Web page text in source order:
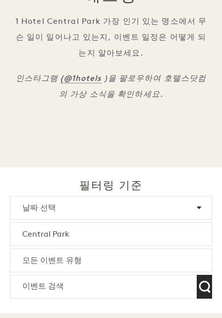
1 Hotel Central Park 가장 인기 있는 명소에서 무
슨 일이 일어나고 있는지, 이벤트 일정은 어떻게 되
는지 알아보세요.
인스타그램 (@1hotels )을 팔로우하여 호텔스닷컴
의 가상 소식을 확인하세요.
필터링 기준